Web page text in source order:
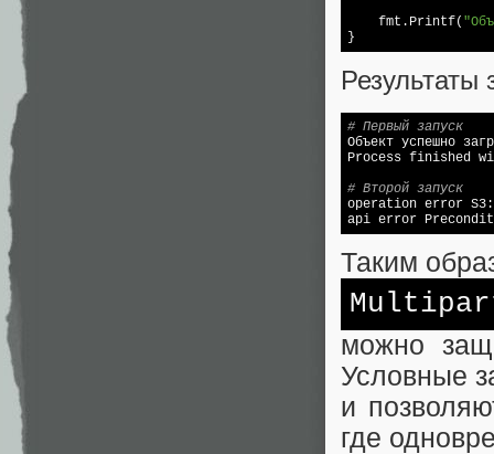
    fmt.Printf(
Результаты
# Первый запуск
Объект успешно
Process finished
# Второй запуск
operation error
api error
Таким
можно
Условные
и
где